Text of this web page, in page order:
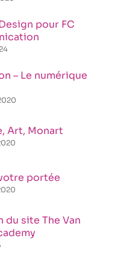
pour FC
– Le numérique
Art, Monart
portée
du site The Van